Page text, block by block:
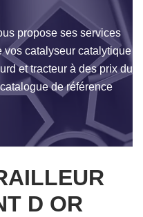
propose ses services
vos catalyseur catalytique
et tracteur à des prix du
de référence
D OR